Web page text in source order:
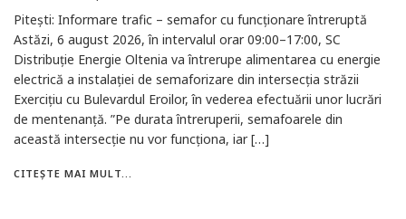
Pitești: Informare trafic – semafor cu funcționare întreruptă
Astăzi, 6 august 2026, în intervalul orar 09:00–17:00, SC
Distribuție Energie Oltenia va întrerupe alimentarea cu energie
electrică a instalației de semaforizare din intersecția străzii
Exercițiu cu Bulevardul Eroilor, în vederea efectuării unor lucrări
de mentenanță. ”Pe durata întreruperii, semafoarele din
această intersecție nu vor funcționa, iar […]
CITEȘTE MAI MULT...